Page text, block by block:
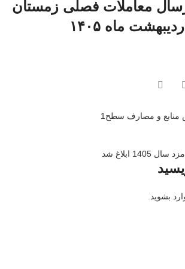
معاملات فصلی زمستان
منابع و مصارف سطح1
ابلاغ شد
بشوید.